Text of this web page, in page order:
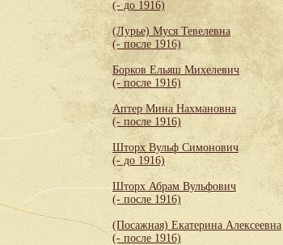
(- до 1916)
(Лурье) Муся Тевелевна
(- после 1916)
Борков Ельяш Михелевич
(- после 1916)
Аптер Мина Нахмановна
(- после 1916)
Шторх Вульф Симонович
(- до 1916)
Шторх Абрам Вульфович
(- после 1916)
(Посажная) Екатерина Алексеевна
(- после 1916)